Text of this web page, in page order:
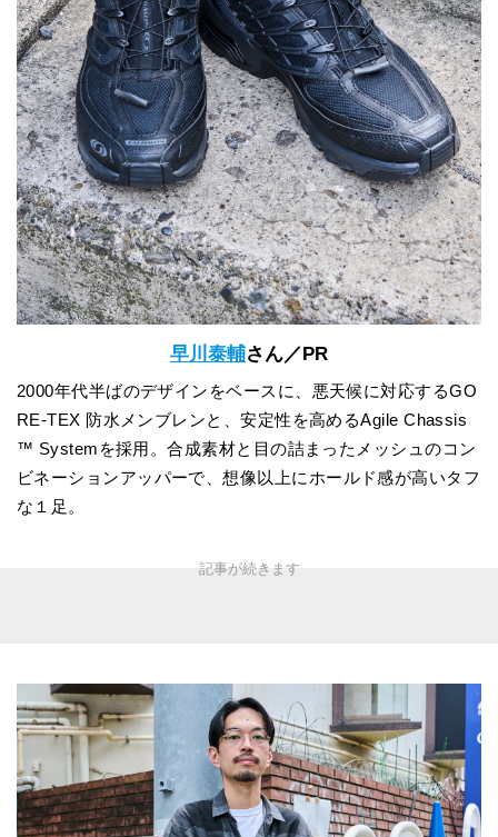
早川泰輔さん／PR
2000年代半ばのデザインをベースに、悪天候に対応するGO
RE-TEX 防水メンブレンと、安定性を高めるAgile Chassis
™ Systemを採用。合成素材と目の詰まったメッシュのコン
ビネーションアッパーで、想像以上にホールド感が高いタフ
な１足。